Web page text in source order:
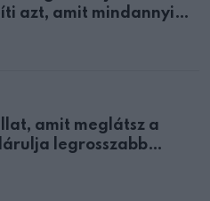
azt, amit mindannyian
amit meglátsz a
legrosszabb